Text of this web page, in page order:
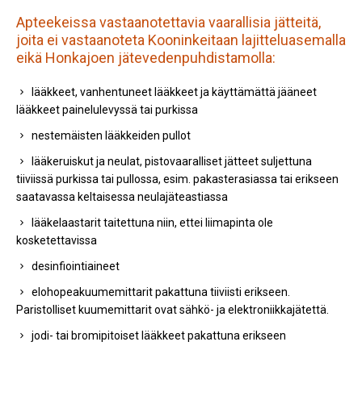
Apteekeissa vastaanotettavia vaarallisia jätteitä,
joita ei vastaanoteta Kooninkeitaan lajitteluasemalla
eikä Honkajoen jätevedenpuhdistamolla:
lääkkeet, vanhentuneet lääkkeet ja käyttämättä jääneet
lääkkeet painelulevyssä tai purkissa
nestemäisten lääkkeiden pullot
lääkeruiskut ja neulat, pistovaaralliset jätteet suljettuna
tiiviissä purkissa tai pullossa, esim. pakasterasiassa tai erikseen
saatavassa keltaisessa neulajäteastiassa
lääkelaastarit taitettuna niin, ettei liimapinta ole
kosketettavissa
desinfiointiaineet
elohopeakuumemittarit pakattuna tiiviisti erikseen.
Paristolliset kuumemittarit ovat sähkö- ja elektroniikkajätettä.
jodi- tai bromipitoiset lääkkeet pakattuna erikseen